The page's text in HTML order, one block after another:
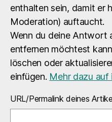
enthalten sein, damit er
Moderation) auftaucht.
Wenn du deine Antwort
entfernen möchtest
löschen oder
einfügen. Mehr dazu auf
URL/Permalink deines